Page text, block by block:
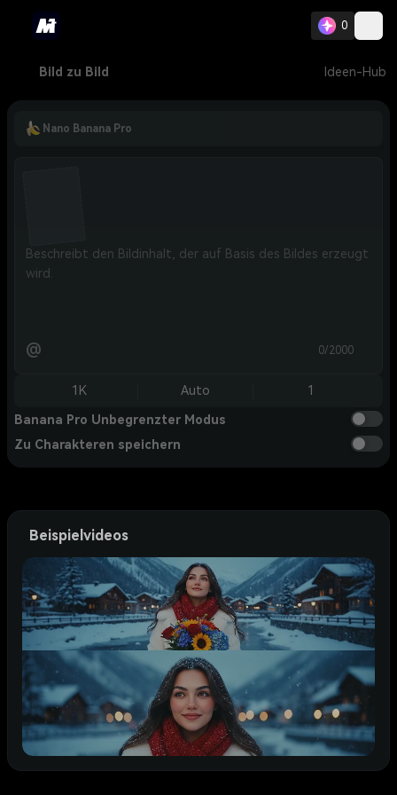
0
Bild zu Bild Ideen-Hub
Nano Banana Pro
@ 0/2000
1K Auto 1
Banana Pro Unbegrenzter Modus
Zu Charakteren speichern
Beispielvideos